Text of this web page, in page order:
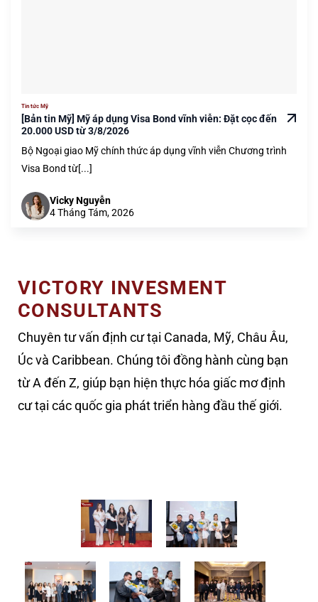
Tin tức Mỹ
[Bản tin Mỹ] Mỹ áp dụng Visa Bond vĩnh viễn: Đặt cọc đến
20.000 USD từ 3/8/2026
Bộ Ngoại giao Mỹ chính thức áp dụng vĩnh viễn Chương trình
Visa Bond từ[...]
Vicky Nguyễn
4 Tháng Tám, 2026
VICTORY INVESMENT
CONSULTANTS
Chuyên tư vấn định cư tại Canada, Mỹ, Châu Âu,
Úc và Caribbean. Chúng tôi đồng hành cùng bạn
từ A đến Z, giúp bạn hiện thực hóa giấc mơ định
cư tại các quốc gia phát triển hàng đầu thế giới.